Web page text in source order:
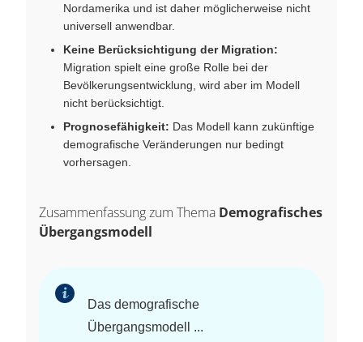
Nordamerika und ist daher möglicherweise nicht
universell anwendbar.
Keine Berücksichtigung der Migration:
Migration spielt eine große Rolle bei der
Bevölkerungsentwicklung, wird aber im Modell
nicht berücksichtigt.
Prognosefähigkeit: Das Modell kann zukünftige
demografische Veränderungen nur bedingt
vorhersagen.
Zusammenfassung zum Thema Demografisches
Übergangsmodell
Das demografische
Übergangsmodell ...